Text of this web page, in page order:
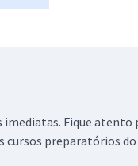
Fique
cursos preparatórios